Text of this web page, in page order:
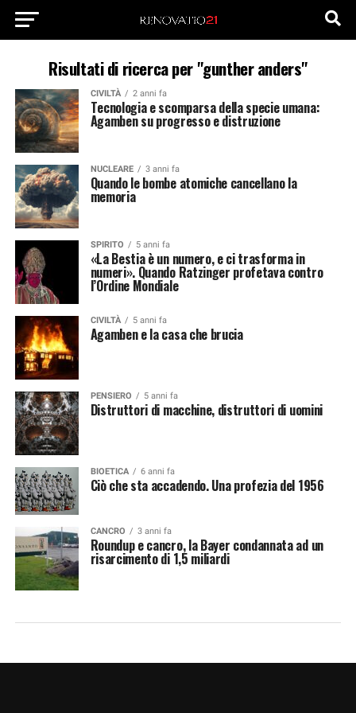
Risultati di ricerca per "gunther anders"
CIVILTÀ 2 anni fa
Tecnologia e scomparsa della specie umana:
Agamben su progresso e distruzione
NUCLEARE 3 anni fa
Quando le bombe atomiche cancellano la
memoria
SPIRITO 5 anni fa
«La Bestia è un numero, e ci trasforma in
numeri». Quando Ratzinger profetava contro
l’Ordine Mondiale
CIVILTÀ 5 anni fa
Agamben e la casa che brucia
PENSIERO 5 anni fa
Distruttori di macchine, distruttori di uomini
BIOETICA 6 anni fa
Ciò che sta accadendo. Una profezia del 1956
CANCRO 3 anni fa
Roundup e cancro, la Bayer condannata ad un
risarcimento di 1,5 miliardi